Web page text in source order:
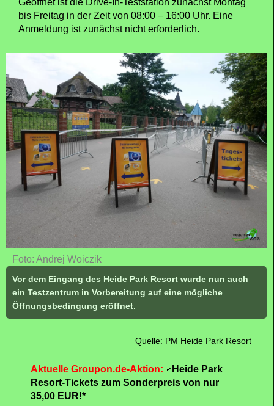
Geöffnet ist die Drive-In-Teststation zunächst Montag
bis Freitag in der Zeit von 08:00 – 16:00 Uhr. Eine
Anmeldung ist zunächst nicht erforderlich.
Foto: Andrej Woiczik
Vor dem Eingang des Heide Park Resort wurde nun auch
ein Testzentrum in Vorbereitung auf eine mögliche
Öffnungsbedingung eröffnet.
Quelle: PM Heide Park Resort
Aktuelle Groupon.de-Aktion:
Heide Park
Resort-Tickets zum Sonderpreis von nur
35,00 EUR!*